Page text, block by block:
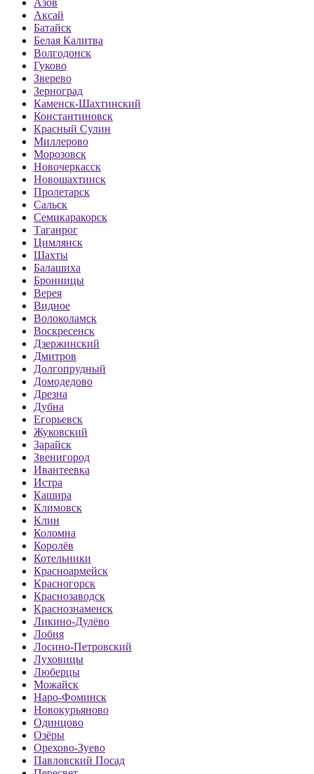
Азов
Аксай
Батайск
Белая Калитва
Волгодонск
Гуково
Зверево
Зерноград
Каменск-Шахтинский
Константиновск
Красный Сулин
Миллерово
Морозовск
Новочеркасск
Новошахтинск
Пролетарск
Сальск
Семикаракорск
Таганрог
Цимлянск
Шахты
Балашиха
Бронницы
Верея
Видное
Волоколамск
Воскресенск
Дзержинский
Дмитров
Долгопрудный
Домодедово
Дрезна
Дубна
Егорьевск
Жуковский
Зарайск
Звенигород
Ивантеевка
Истра
Кашира
Климовск
Клин
Коломна
Королёв
Котельники
Красноармейск
Красногорск
Краснозаводск
Краснознаменск
Ликино-Дулёво
Лобня
Лосино-Петровский
Луховицы
Люберцы
Можайск
Наро-Фоминск
Новокурьяново
Одинцово
Озёры
Орехово-Зуево
Павловский Посад